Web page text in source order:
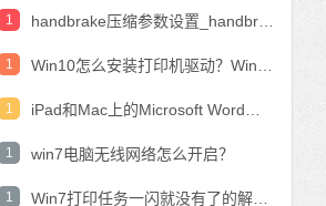
1
1
1
1 win7电脑无线网络怎么开启？
1